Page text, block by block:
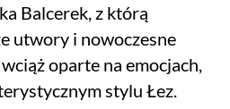
Balcerek, z którą
utwory i nowoczesne
oparte na emocjach,
stylu Łez.